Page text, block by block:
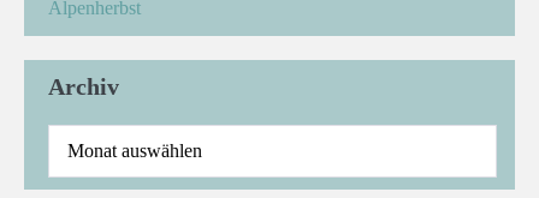
Alpenherbst
Archiv